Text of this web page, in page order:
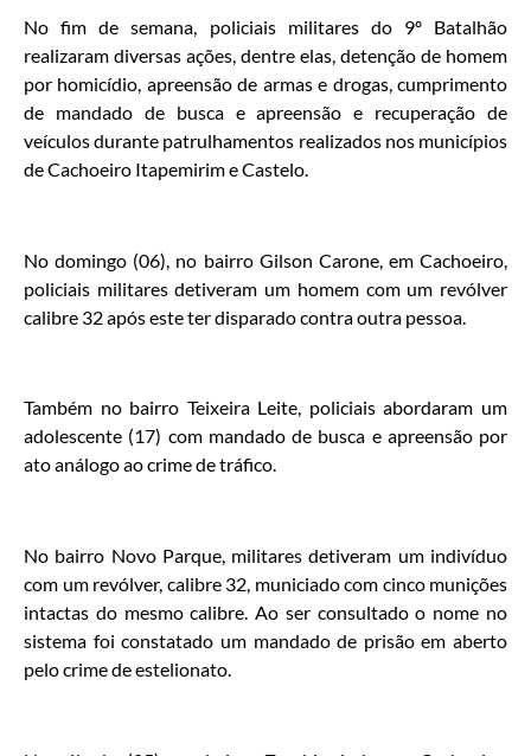
No fim de semana, policiais militares do 9º Batalhão
realizaram diversas ações, dentre elas, detenção de homem
por homicídio, apreensão de armas e drogas, cumprimento
de mandado de busca e apreensão e recuperação de
veículos durante patrulhamentos realizados nos municípios
de Cachoeiro Itapemirim e Castelo.
No domingo (06), no bairro Gilson Carone, em Cachoeiro,
policiais militares detiveram um homem com um revólver
calibre 32 após este ter disparado contra outra pessoa.
Também no bairro Teixeira Leite, policiais abordaram um
adolescente (17) com mandado de busca e apreensão por
ato análogo ao crime de tráfico.
No bairro Novo Parque, militares detiveram um indivíduo
com um revólver, calibre 32, municiado com cinco munições
intactas do mesmo calibre. Ao ser consultado o nome no
sistema foi constatado um mandado de prisão em aberto
pelo crime de estelionato.